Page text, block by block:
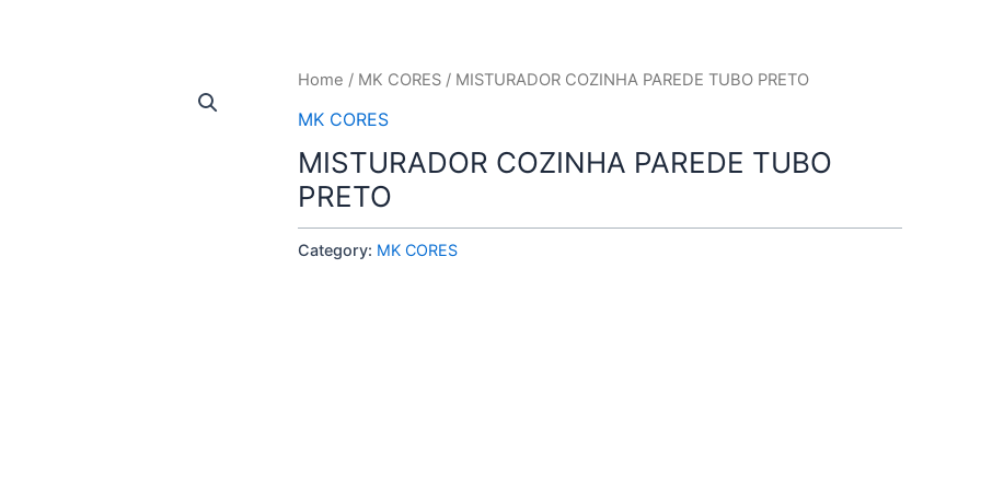
Home / MK CORES / MISTURADOR COZINHA PAREDE TUBO PRETO
MK CORES
MISTURADOR COZINHA PAREDE TUBO
PRETO
Category: MK CORES